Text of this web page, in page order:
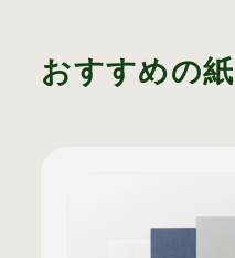
おすすめの紙